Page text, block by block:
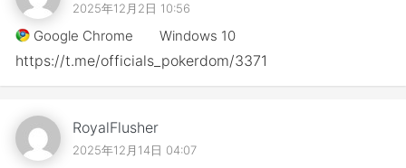
2025年12月2日 10:56
Google Chrome Windows 10
https://t.me/officials_pokerdom/3371
RoyalFlusher
2025年12月14日 04:07